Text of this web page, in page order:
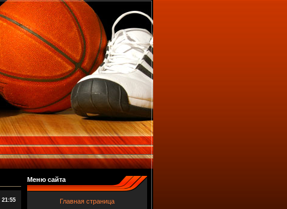
21:55
Меню сайта
Главная страница